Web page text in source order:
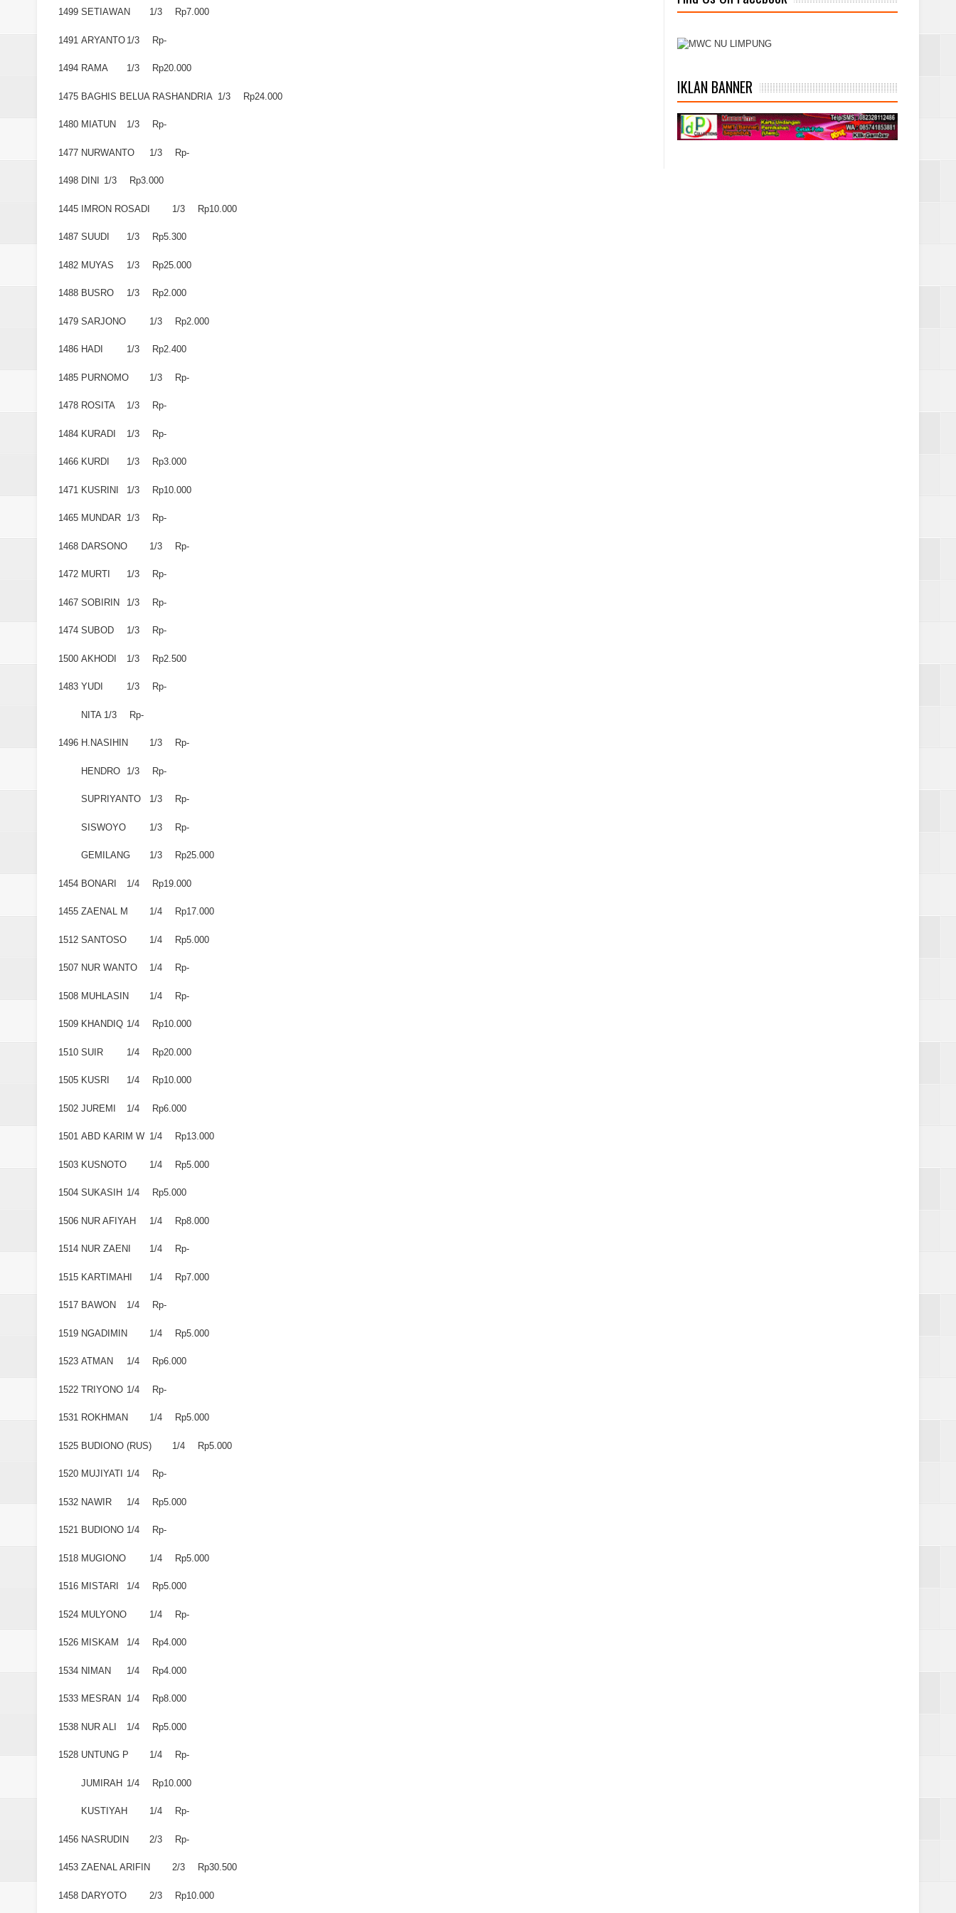
Laporan Koin Nu Babadan Oktober II 2025
Laporan Koin Nu Amongrogo Oktober II 2025
Laporan Koin Nu Wonokerso Oktober I 2025
Laporan Koin Nu Tembok Oktober I 2025
1499 SETIAWAN 1/3 Rp7.000
1491 ARYANTO 1/3 Rp-
1494 RAMA 1/3 Rp20.000
1475 BAGHIS BELUA RASHANDRIA 1/3 Rp24.000
1480 MIATUN 1/3 Rp-
1477 NURWANTO 1/3 Rp-
1498 DINI 1/3 Rp3.000
1445 IMRON ROSADI 1/3 Rp10.000
1487 SUUDI 1/3 Rp5.300
1482 MUYAS 1/3 Rp25.000
1488 BUSRO 1/3 Rp2.000
1479 SARJONO 1/3 Rp2.000
1486 HADI 1/3 Rp2.400
1485 PURNOMO 1/3 Rp-
1478 ROSITA 1/3 Rp-
1484 KURADI 1/3 Rp-
1466 KURDI 1/3 Rp3.000
1471 KUSRINI 1/3 Rp10.000
1465 MUNDAR 1/3 Rp-
1468 DARSONO 1/3 Rp-
1472 MURTI 1/3 Rp-
1467 SOBIRIN 1/3 Rp-
1474 SUBOD 1/3 Rp-
1500 AKHODI 1/3 Rp2.500
1483 YUDI 1/3 Rp-
NITA 1/3 Rp-
1496 H.NASIHIN 1/3 Rp-
HENDRO 1/3 Rp-
SUPRIYANTO 1/3 Rp-
SISWOYO 1/3 Rp-
GEMILANG 1/3 Rp25.000
1454 BONARI 1/4 Rp19.000
1455 ZAENAL M 1/4 Rp17.000
1512 SANTOSO 1/4 Rp5.000
1507 NUR WANTO 1/4 Rp-
1508 MUHLASIN 1/4 Rp-
1509 KHANDIQ 1/4 Rp10.000
1510 SUIR 1/4 Rp20.000
1505 KUSRI 1/4 Rp10.000
1502 JUREMI 1/4 Rp6.000
1501 ABD KARIM W 1/4 Rp13.000
1503 KUSNOTO 1/4 Rp5.000
1504 SUKASIH 1/4 Rp5.000
1506 NUR AFIYAH 1/4 Rp8.000
1514 NUR ZAENI 1/4 Rp-
1515 KARTIMAHI 1/4 Rp7.000
1517 BAWON 1/4 Rp-
1519 NGADIMIN 1/4 Rp5.000
1523 ATMAN 1/4 Rp6.000
1522 TRIYONO 1/4 Rp-
1531 ROKHMAN 1/4 Rp5.000
1525 BUDIONO (RUS) 1/4 Rp5.000
1520 MUJIYATI 1/4 Rp-
1532 NAWIR 1/4 Rp5.000
1521 BUDIONO 1/4 Rp-
1518 MUGIONO 1/4 Rp5.000
1516 MISTARI 1/4 Rp5.000
1524 MULYONO 1/4 Rp-
1526 MISKAM 1/4 Rp4.000
1534 NIMAN 1/4 Rp4.000
1533 MESRAN 1/4 Rp8.000
1538 NUR ALI 1/4 Rp5.000
1528 UNTUNG P 1/4 Rp-
JUMIRAH 1/4 Rp10.000
KUSTIYAH 1/4 Rp-
1456 NASRUDIN 2/3 Rp-
1453 ZAENAL ARIFIN 2/3 Rp30.500
1458 DARYOTO 2/3 Rp10.000
IKLAN BANNER